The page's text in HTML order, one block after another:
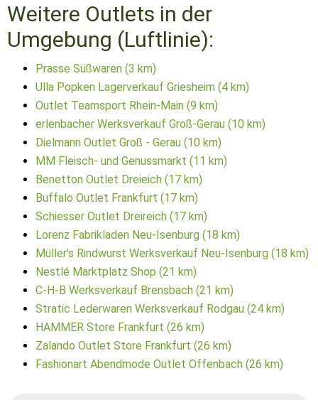
Weitere Outlets in der
Umgebung (Luftlinie):
Prasse Süßwaren (3 km)
Ulla Popken Lagerverkauf Griesheim (4 km)
Outlet Teamsport Rhein-Main (9 km)
erlenbacher Werksverkauf Groß-Gerau (10 km)
Dielmann Outlet Groß - Gerau (10 km)
MM Fleisch- und Genussmarkt (11 km)
Benetton Outlet Dreieich (17 km)
Buffalo Outlet Frankfurt (17 km)
Schiesser Outlet Dreireich (17 km)
Lorenz Fabrikladen Neu-Isenburg (18 km)
Müller's Rindwurst Werksverkauf Neu-Isenburg (18 km)
Nestlé Marktplatz Shop (21 km)
C-H-B Werksverkauf Brensbach (21 km)
Stratic Lederwaren Werksverkauf Rodgau (24 km)
HAMMER Store Frankfurt (26 km)
Zalando Outlet Store Frankfurt (26 km)
Fashionart Abendmode Outlet Offenbach (26 km)